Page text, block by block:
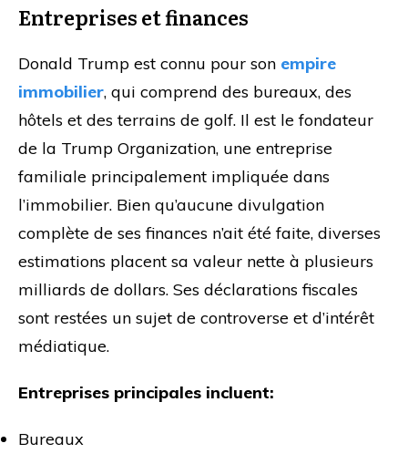
Entreprises et finances
Donald Trump est connu pour son empire
immobilier, qui comprend des bureaux, des
hôtels et des terrains de golf. Il est le fondateur
de la Trump Organization, une entreprise
familiale principalement impliquée dans
l’immobilier. Bien qu’aucune divulgation
complète de ses finances n’ait été faite, diverses
estimations placent sa valeur nette à plusieurs
milliards de dollars. Ses déclarations fiscales
sont restées un sujet de controverse et d’intérêt
médiatique.
Entreprises principales incluent:
Bureaux